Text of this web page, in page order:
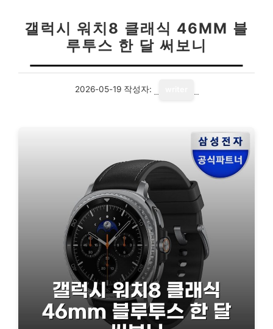
갤럭시 워치8 클래식 46MM 블
루투스 한 달 써보니
2026-05-19 작성자: